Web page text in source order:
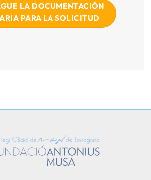
LA DOCUMENTACIÓN
PARA LA SOLICITUD